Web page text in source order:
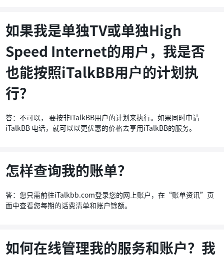
如果我是单独TV或单独High
Speed Internet的用户，我是否
也能按照iTalkBB用户的计划执
行？
答：不可以， 要按非iTalkBB用户的计划来执行。如果同时申请
iTalkBB 电话，就可以以更优惠的价格去享用iTalkBB的服务。
怎样查询我的账单？
答：您只需前往iTalkbb.com登录您的网上账户，在“账单资讯”页
面中查看您每期的话费清单和账户馀额。
如何在线管理我的服务和账户？我